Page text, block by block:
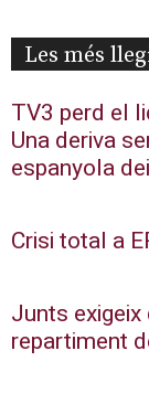
Les més
TV3 perd el
Una deriva
espanyola
Crisi total a
Junts exigeix
repartiment